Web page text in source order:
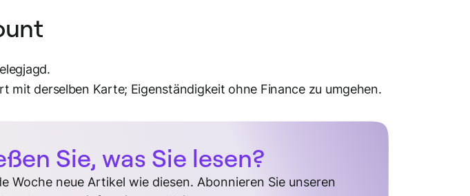
mit derselben Karte; Eigenständigkeit ohne Finance zu umgehen.
Sie, was Sie lesen?
Woche neue Artikel wie diesen. Abonnieren Sie unseren